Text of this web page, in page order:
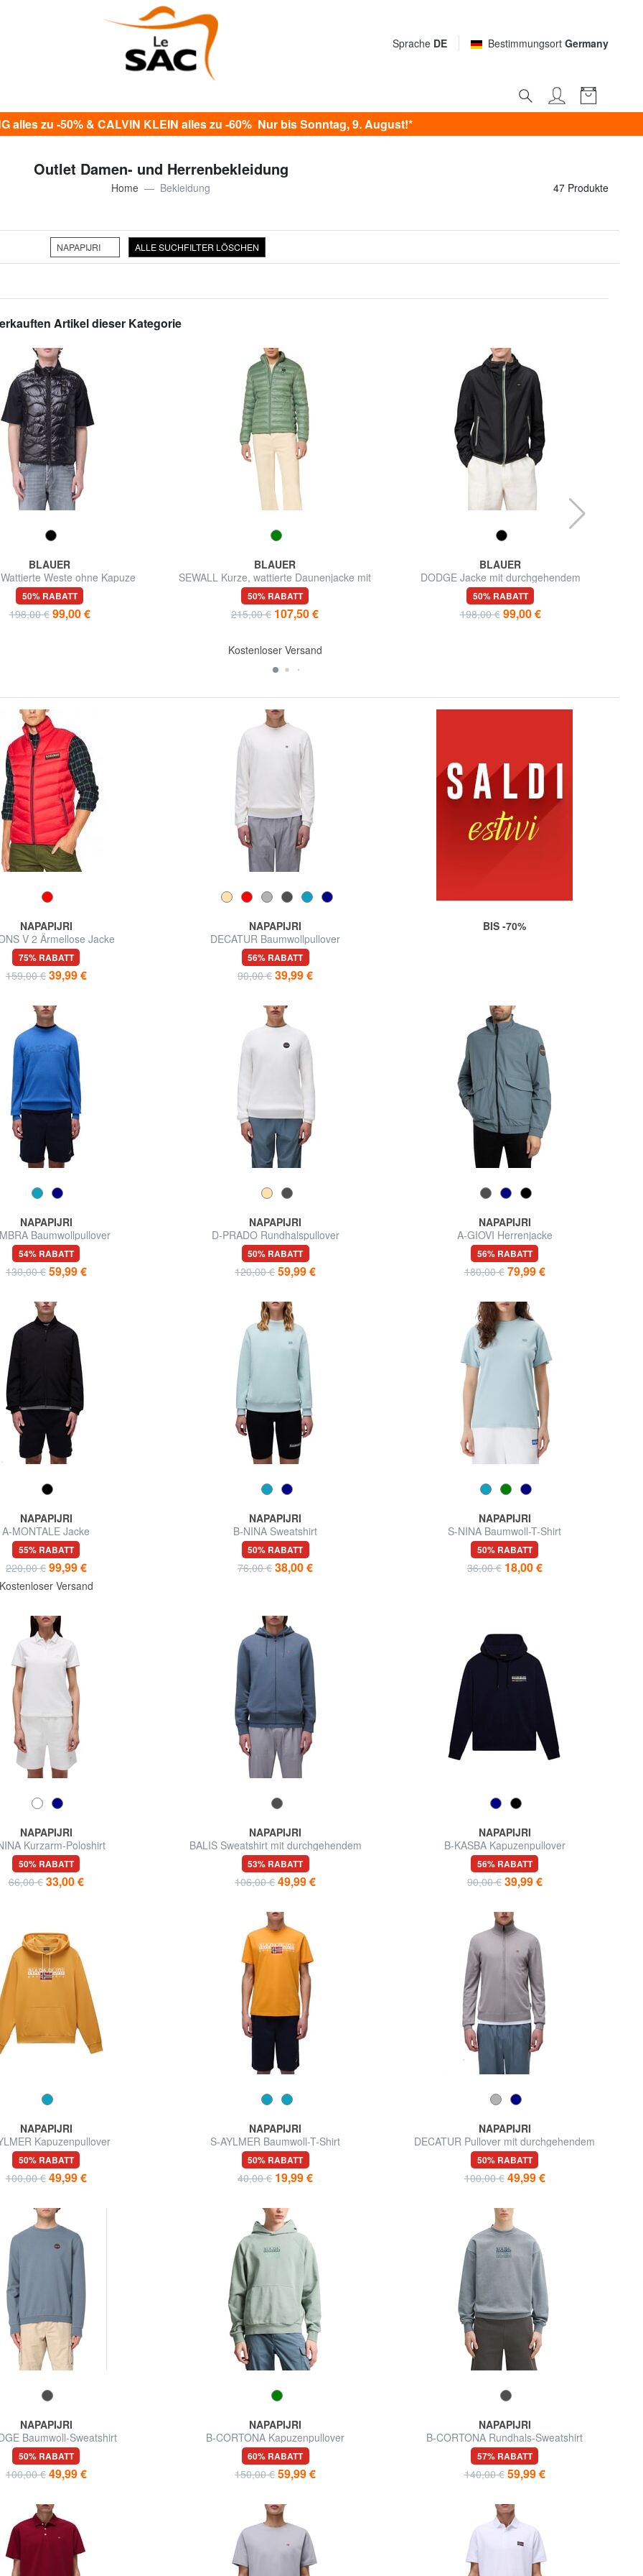
Sprache DE Bestimmungsort Germany
alles zu -50% & CALVIN KLEIN alles zu -60% Nur bis Sonntag, 9. August!*
Outlet Damen- und Herrenbekleidung
Home Bekleidung 47 Produkte
NAPAPIJRI ALLE SUCHFILTER LÖSCHEN
Artikel dieser Kategorie
BLAUER
Weste ohne Kapuze
50% RABATT
198,00 € 99,00 €
BLAUER
SEWALL Kurze, wattierte Daunenjacke mit
hohem Kragen
50% RABATT
215,00 € 107,50 €
Kostenloser Versand
BLAUER
DODGE Jacke mit durchgehendem
Reißverschluss
50% RABATT
198,00 € 99,00 €
NAPAPIJRI
V 2 Ärmellose Jacke
75% RABATT
159,00 € 39,99 €
NAPAPIJRI
DECATUR Baumwollpullover
56% RABATT
90,00 € 39,99 €
BIS -70%
NAPAPIJRI
Baumwollpullover
54% RABATT
130,00 € 59,99 €
NAPAPIJRI
D-PRADO Rundhalspullover
50% RABATT
120,00 € 59,99 €
NAPAPIJRI
A-GIOVI Herrenjacke
56% RABATT
180,00 € 79,99 €
NAPAPIJRI
A-MONTALE Jacke
55% RABATT
220,00 € 99,99 €
Versand
NAPAPIJRI
B-NINA Sweatshirt
50% RABATT
76,00 € 38,00 €
NAPAPIJRI
S-NINA Baumwoll-T-Shirt
50% RABATT
36,00 € 18,00 €
NAPAPIJRI
Kurzarm-Poloshirt
50% RABATT
66,00 € 33,00 €
NAPAPIJRI
BALIS Sweatshirt mit durchgehendem
Reißverschluss
53% RABATT
106,00 € 49,99 €
NAPAPIJRI
B-KASBA Kapuzenpullover
56% RABATT
90,00 € 39,99 €
NAPAPIJRI
Kapuzenpullover
50% RABATT
100,00 € 49,99 €
NAPAPIJRI
S-AYLMER Baumwoll-T-Shirt
50% RABATT
40,00 € 19,99 €
NAPAPIJRI
DECATUR Pullover mit durchgehendem
Reißverschluss
50% RABATT
100,00 € 49,99 €
NAPAPIJRI
Baumwoll-Sweatshirt
50% RABATT
100,00 € 49,99 €
NAPAPIJRI
B-CORTONA Kapuzenpullover
60% RABATT
150,00 € 59,99 €
NAPAPIJRI
B-CORTONA Rundhals-Sweatshirt
57% RABATT
140,00 € 59,99 €